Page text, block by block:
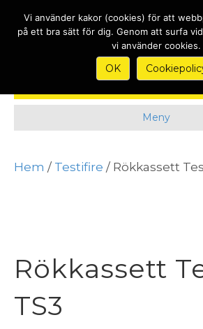
Meny
Hem / Testifire / Rökkassett
Rökkassett
TS3
Vi använder kakor (cookies) för att
på ett bra sätt för dig. Genom att surfa
vi använder cookies.
OK